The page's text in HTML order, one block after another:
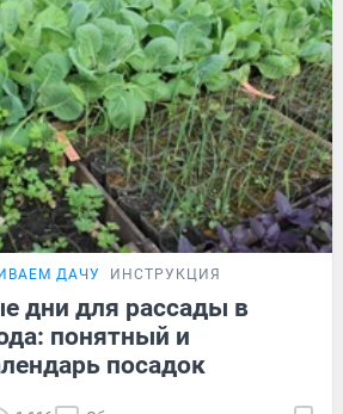
ДАЧУ ИНСТРУКЦИЯ
дни для рассады в
понятный и
посадок